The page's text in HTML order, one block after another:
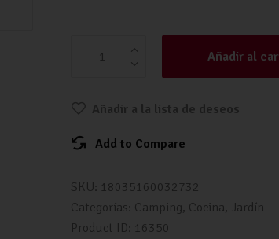
Añadir al
Añadir a la lista de deseos
Add to Compare
SKU: 18035160032732
Categorías: Camping, Cocina, Jardín
Product ID: 16350